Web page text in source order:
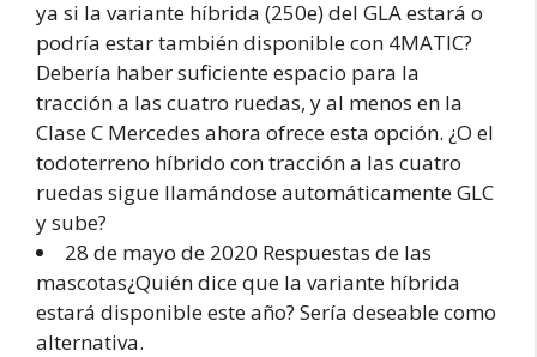
ya si la variante híbrida (250e) del GLA estará o
podría estar también disponible con 4MATIC?
Debería haber suficiente espacio para la
tracción a las cuatro ruedas, y al menos en la
Clase C Mercedes ahora ofrece esta opción. ¿O el
todoterreno híbrido con tracción a las cuatro
ruedas sigue llamándose automáticamente GLC
y sube?
28 de mayo de 2020 Respuestas de las
mascotas¿Quién dice que la variante híbrida
estará disponible este año? Sería deseable como
alternativa.